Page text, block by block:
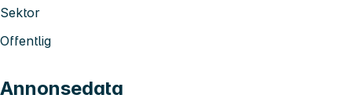
Sektor
Offentlig
Annonsedata